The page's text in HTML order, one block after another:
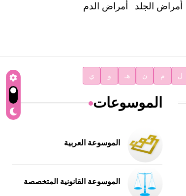
أمراض الجلد أمراض الدم
ل م ن هـ و ي
الموسوعات
الموسوعة العربية
الموسوعة القانونية المتخصصة